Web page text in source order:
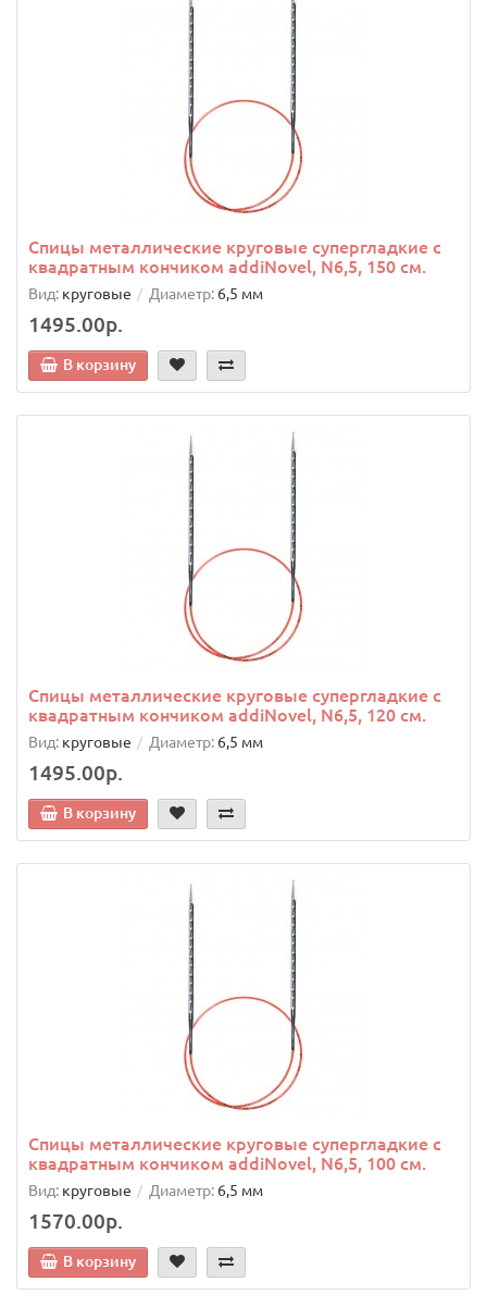
Спицы металлические круговые супергладкие c
квадратным кончиком addiNovel, N6,5, 150 см.
Вид: круговые Диаметр: 6,5 мм
1495.00р.
В корзину
Спицы металлические круговые супергладкие c
квадратным кончиком addiNovel, N6,5, 120 см.
Вид: круговые Диаметр: 6,5 мм
1495.00р.
В корзину
Спицы металлические круговые супергладкие c
квадратным кончиком addiNovel, N6,5, 100 см.
Вид: круговые Диаметр: 6,5 мм
1570.00р.
В корзину